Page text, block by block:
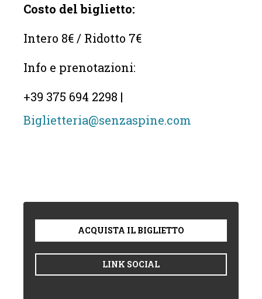
Costo del biglietto:
Intero 8€ / Ridotto 7€
Info e prenotazioni:
+39 375 694 2298 |
Biglietteria@senzaspine.com
ACQUISTA IL BIGLIETTO
LINK SOCIAL